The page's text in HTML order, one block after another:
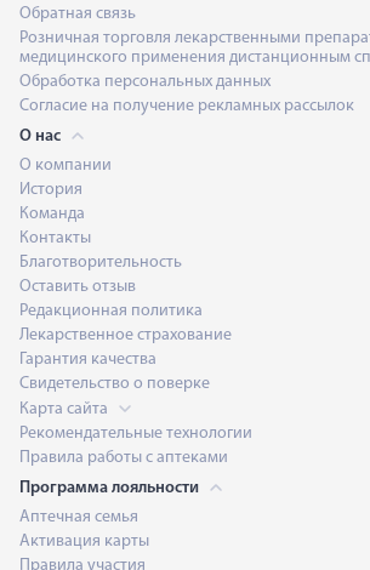
Обратная связь
Розничная торговля лекарственными
медицинского применения дистанционным
Обработка персональных данных
Согласие на получение рекламных рассылок
О нас
О компании
История
Команда
Контакты
Благотворительность
Оставить отзыв
Редакционная политика
Лекарственное страхование
Гарантия качества
Свидетельство о поверке
Карта сайта
Рекомендательные технологии
Правила работы с аптеками
Программа лояльности
Аптечная семья
Активация карты
Правила участия